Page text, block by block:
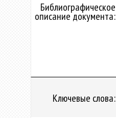
Библиографическое
описание документа:
Ключевые слова: